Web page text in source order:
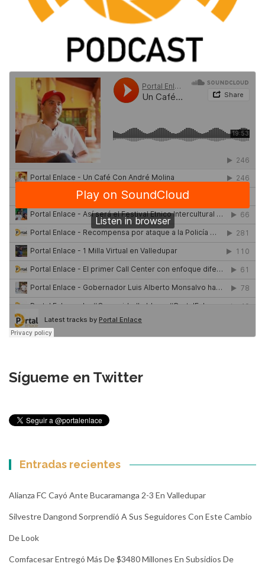
Sígueme en Twitter
Entradas recientes
Alianza FC Cayó Ante Bucaramanga 2-3 En Valledupar
Silvestre Dangond Sorprendió A Sus Seguidores Con Este Cambio
De Look
Comfacesar Entregó Más De $3480 Millones En Subsidios De